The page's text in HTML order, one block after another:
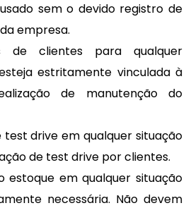
sem o devido registro de
empresa.
de clientes para qualquer
estritamente vinculada à
de manutenção do
drive em qualquer situação
de test drive por clientes.
estoque em qualquer situação
necessária. Não devem